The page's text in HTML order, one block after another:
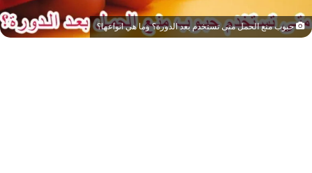
حبوب منع الحمل متى تستخدم بعد الدورة؟ وما هي انواعها؟